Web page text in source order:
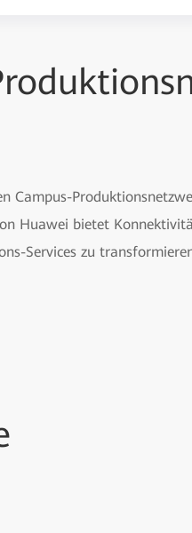
Campus-
Huawei bietet
Services zu